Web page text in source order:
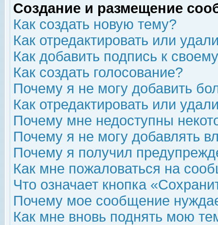
Создание и размещение
Как создать новую тему?
Как отредактировать или
Как добавить подпись к
Как создать голосование?
Почему я не могу добавить
Как отредактировать или
Почему мне недоступны
Почему я не могу добавлять
Почему я получил
Как мне пожаловаться на
Что означает кнопка
Почему мое сообщение
Как мне вновь поднять мою